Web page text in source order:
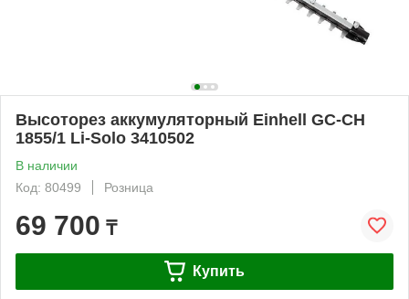
Высоторез аккумуляторный Einhell GC-CH
1855/1 Li-Solo 3410502
В наличии
Код: 80499
Розница
69 700 ₸
Купить